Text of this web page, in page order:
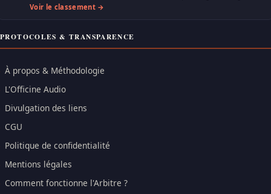
Voir le classement →
PROTOCOLES & TRANSPARENCE
À propos & Méthodologie
L'Officine Audio
Divulgation des liens
CGU
Politique de confidentialité
Mentions légales
Comment fonctionne l'Arbitre ?